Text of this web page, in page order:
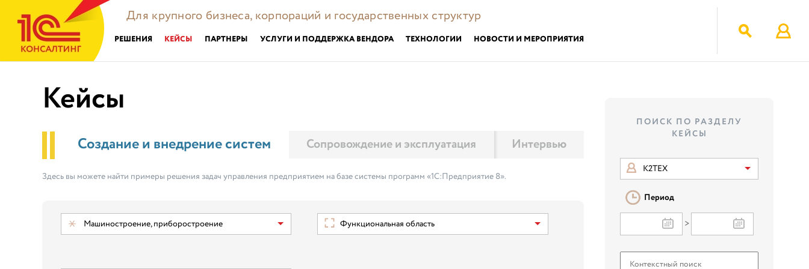
Для крупного бизнеса, корпораций и государственных структур
РЕШЕНИЯ КЕЙСЫ ПАРТНЕРЫ УСЛУГИ И ПОДДЕРЖКА ВЕНДОРА ТЕХНОЛОГИИ НОВОСТИ И МЕРОПРИЯТИЯ
Кейсы
Создание и внедрение систем Сопровождение и эксплуатация Интервью
Здесь вы можете найти примеры решения задач управления предприятием на базе системы программ «1С:Предприятие 8».
Машиностроение, приборостроение Функциональная область
ПОИСК ПО РАЗДЕЛУ
КЕЙСЫ
К2ТЕХ
Период
>